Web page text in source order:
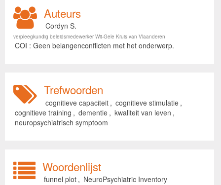
Auteurs
Cordyn S.
verpleegkundig beleidsmedewerker Wit-Gele Kruis van Vlaanderen
COI : Geen belangenconflicten met het onderwerp.
Trefwoorden
cognitieve capaciteit , cognitieve stimulatie ,
cognitieve training , dementie , kwaliteit van leven ,
neuropsychiatrisch symptoom
Woordenlijst
funnel plot , NeuroPsychiatric Inventory